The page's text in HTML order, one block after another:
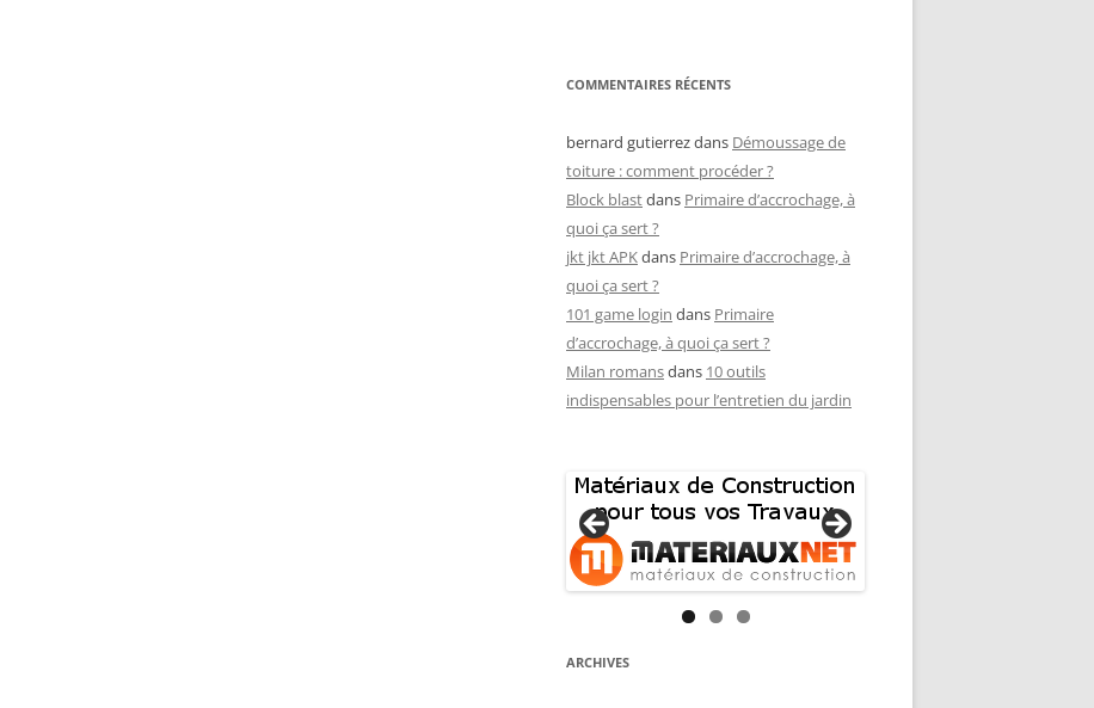
COMMENTAIRES RÉCENTS
bernard gutierrezdans Démoussage de
toiture : comment procéder ?
Block blastdans Primaire d’accrochage, à
quoi ça sert ?
jkt jkt APKdans Primaire d’accrochage, à
quoi ça sert ?
101 game login dans Primaire
d’accrochage, à quoi ça sert ?
Milan romansdans 10 outils
indispensables pour l’entretien du jardin
ARCHIVES